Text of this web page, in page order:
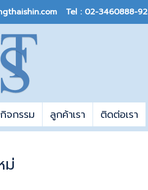
Tel : 02-3460888-92
จกรรม ลูกค้าเรา ติดต่อเรา
ม่